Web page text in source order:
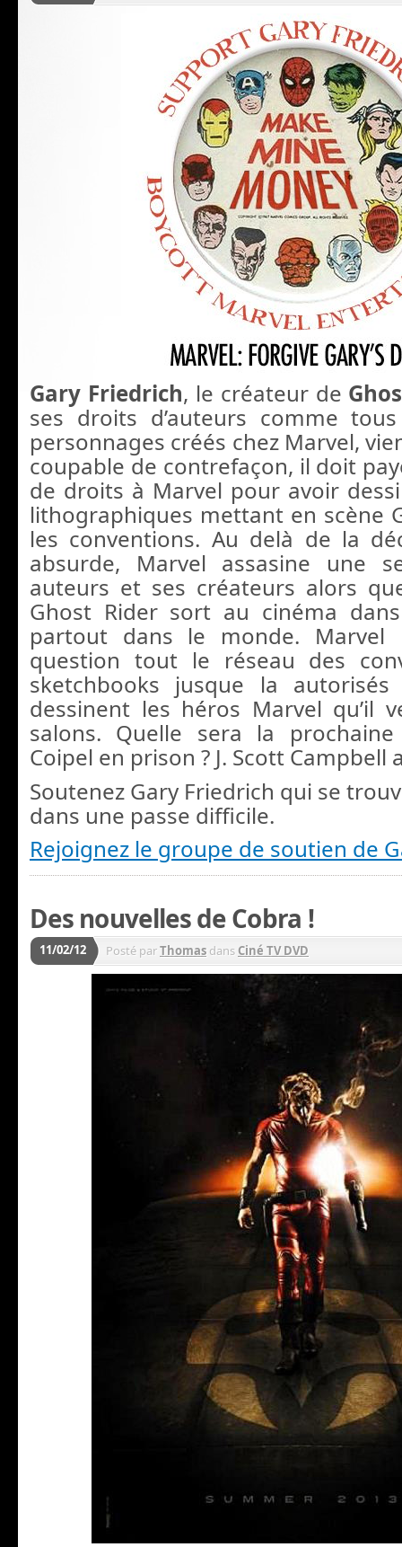
Gary Friedrich, le créateur de
ses droits d’auteurs comme
personnages créés chez Marvel,
coupable de contrefaçon, il doit
de droits à Marvel pour avoir
lithographiques mettant en scène
les conventions. Au delà de la
absurde, Marvel assasine une
auteurs et ses créateurs alors
Ghost Rider sort au cinéma
partout dans le monde. Marvel
question tout le réseau des
sketchbooks jusque la
dessinent les héros Marvel qu’il
salons. Quelle sera la
Coipel en prison ? J. Scott Campbell
Soutenez Gary Friedrich qui se
dans une passe difficile.
Rejoignez le groupe de soutien de
Des nouvelles de Cobra !
11/02/12 Posté parThomas dans Ciné TV DVD